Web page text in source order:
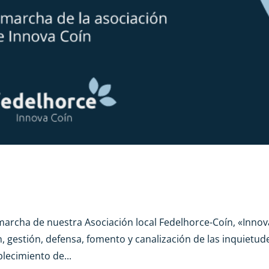
de nuestra Asociación local Fedelhorce-Coín,
gestión, defensa, fomento y canalización de las
de...